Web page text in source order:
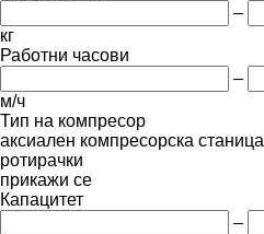
–
кг
Работни часови
–
м/ч
Тип на компресор
аксиален компресорска станица
ротирачки
прикажи се
Капацитет
–